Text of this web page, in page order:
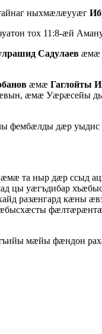
ныхмæлæууæг
тох 11:8-æй
Садулаев æмæ
æмæ Гаглойты
æмæ Уæрæсейы
фембæлды дæр
та ныр дæр ссыд
цы уæгъдибар
разæнгард кæны
мæйы фæндон